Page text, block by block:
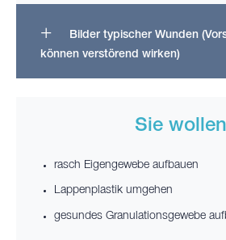
Bilder typischer Wunden
können verstörend wirken)
Sie wollen
rasch Eigengewebe aufbauen
Lappenplastik umgehen
gesundes Granulationsgewebe